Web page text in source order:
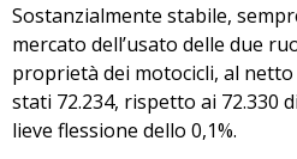
Sostanzialmente stabile,
mercato dell’usato delle due
proprietà dei motocicli, al
stati 72.234, rispetto ai 72.330
lieve flessione dello 0,1%.